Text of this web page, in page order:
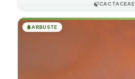
🍃CACTACEAE
🌲ARBUSTE